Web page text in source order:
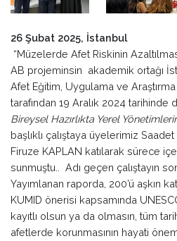
26 Şubat 2025, İstanbul
“Müzelerde Afet Riskinin
AB projeminsin akademik ortağı
Afet Eğitim, Uygulama ve
tarafından 19 Aralık 2024 tarihinde
Bireysel Hazırlıkta Yerel
başlıklı çalıştaya üyelerimiz
Firuze KAPLAN katılarak sürece
sunmuştu.. Adı geçen çalıştayın
Yayımlanan raporda, 200’ü aşkın
KUMID önerisi kapsamında
kayıtlı olsun ya da olmasın, tüm
afetlerde korunmasının hayati